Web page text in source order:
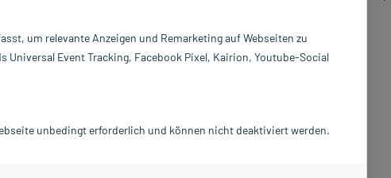
15,99 € UVP19,99 € 160PlusHerzen sammeln
Inhalt:
500 ml
PZN:
20121160
um relevante Anzeigen und Remarketing auf Webseiten zu
Universal Event Tracking, Facebook Pixel, Kairion, Youtube-Social
unbedingt erforderlich und können nicht deaktiviert werden.